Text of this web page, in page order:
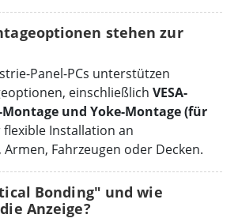
stehen zur
Panel-PCs unterstützen
einschließlich VESA-
und Yoke-Montage (für
flexible Installation an
Fahrzeugen oder Decken.
Bonding" und wie
Anzeige?